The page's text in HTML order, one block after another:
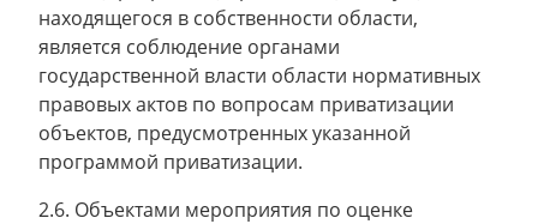
находящегося в собственности области,
является соблюдение органами
государственной власти области нормативных
правовых актов по вопросам приватизации
объектов, предусмотренных указанной
программой приватизации.
2.6. Объектами мероприятия по оценке